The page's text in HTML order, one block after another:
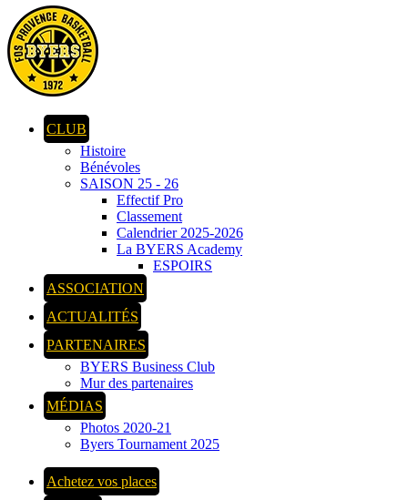
CLUB
Histoire
Bénévoles
SAISON 25 - 26
Effectif Pro
Classement
Calendrier 2025-2026
La BYERS Academy
ESPOIRS
ASSOCIATION
ACTUALITÉS
PARTENAIRES
BYERS Business Club
Mur des partenaires
MÉDIAS
Photos 2020-21
Byers Tournament 2025
Achetez vos places